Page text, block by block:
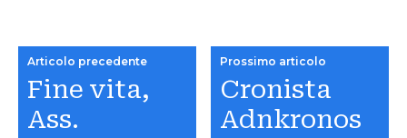
Articolo precedente
Fine vita,
Ass.
Prossimo articolo
Cronista
Adnkronos